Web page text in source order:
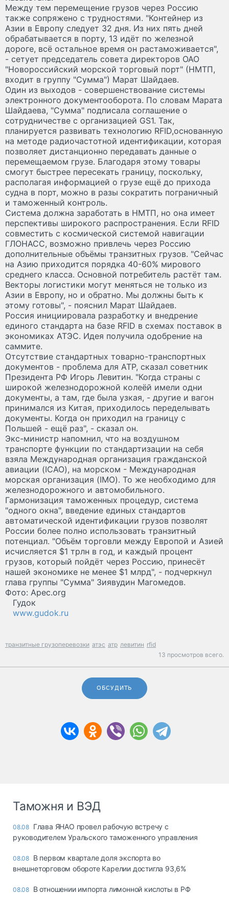
Между тем перемещение грузов через Россию
также сопряжено с трудностями. "Контейнер из
Азии в Европу следует 32 дня. Из них пять дней
обрабатывается в порту, 13 идёт по железной
дороге, всё остальное время он растаможивается",
- сетует председатель совета директоров ОАО
"Новороссийский морской торговый порт" (НМТП,
входит в группу "Сумма") Марат Шайдаев.
Один из выходов - совершенствование системы
электронного документооборота. По словам Марата
Шайдаева, "Сумма" подписала соглашение о
сотрудничестве с организацией GS1. Так,
планируется развивать технологию RFID,основанную
на методе радиочастотной идентификации, которая
позволяет дистанционно передавать данные о
перемещаемом грузе. Благодаря этому товары
смогут быстрее пересекать границу, поскольку,
располагая информацией о грузе ещё до прихода
судна в порт, можно в разы сократить пограничный
и таможенный контроль.
Система должна заработать в НМТП, но она имеет
перспективы широкого распространения. Если RFID
совместить с космической системой навигации
ГЛОНАСС, возможно привлечь через Россию
дополнительные объёмы транзитных грузов. "Сейчас
на Азию приходится порядка 40-60% мирового
среднего класса. Основной потребитель растёт там.
Векторы логистики могут меняться не только из
Азии в Европу, но и обратно. Мы должны быть к
этому готовы", - пояснил Марат Шайдаев.
Россия инициировала разработку и внедрение
единого стандарта на базе RFID в схемах поставок в
экономиках АТЭС. Идея получила одобрение на
саммите.
Отсутствие стандартных товарно-транспортных
документов - проблема для АТР, сказал советник
Президента РФ Игорь Левитин. "Когда страны с
широкой железнодорожной колеёй имели одни
документы, а там, где была узкая, - другие и вагон
принимался из Китая, приходилось переделывать
документы. Когда он приходил на границу с
Польшей - ещё раз", - сказал он.
Экс-министр напомнил, что на воздушном
транспорте функции по стандартизации на себя
взяла Международная организация гражданской
авиации (ICAO), на морском - Международная
морская организация (IMO). То же необходимо для
железнодорожного и автомобильного.
Гармонизация таможенных процедур, система
"одного окна", введение единых стандартов
автоматической идентификации грузов позволят
России более полно использовать транзитный
потенциал. "Объём торговли между Европой и Азией
исчисляется $1 трлн в год, и каждый процент
грузов, который пойдёт через Россию, принесёт
нашей экономике не менее $1 млрд", - подчеркнул
глава группы "Сумма" Зиявудин Магомедов.
Фото: Apec.org
Гудок
www.gudok.ru
транзитные грузоперевозки атэс атр левитин rfid
13 просмотров всего.
ОБСУДИТЬ
Таможня и ВЭД
08.08 Глава ЯНАО провел рабочую встречу с
руководителем Уральского таможенного управления
08.08 В первом квартале доля экспорта во
внешнеторговом обороте Карелии достигла 93,6%
08.08 В отношении импорта лимонной кислоты в РФ